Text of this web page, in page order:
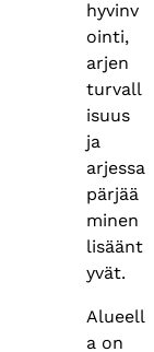
hyvinv
ointi,
arjen
turvall
isuus
ja
arjessa
pärjää
minen
lisäänt
yvät.
Alueell
a on